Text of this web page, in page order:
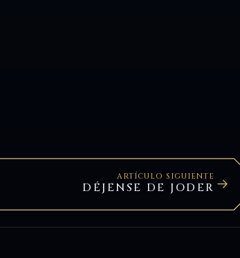
ARTÍCULO SIGUIENTE
DÉJENSE DE JODER